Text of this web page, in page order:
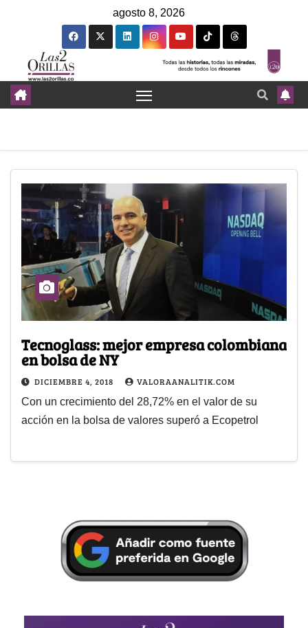
agosto 8, 2026
Tecnoglass: mejor empresa colombiana
en bolsa de NY
DICIEMBRE 4, 2018 VALORAANALITIK.COM
Con un crecimiento del 28,72% en el valor de su
acción en la bolsa de valores superó a Ecopetrol